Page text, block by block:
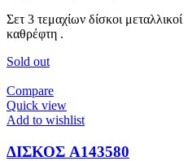
Σετ 3 τεμαχίων δίσκοι
καθρέφτη .
Sold out
Compare
Quick view
Add to wishlist
ΔΙΣΚΟΣ A143580